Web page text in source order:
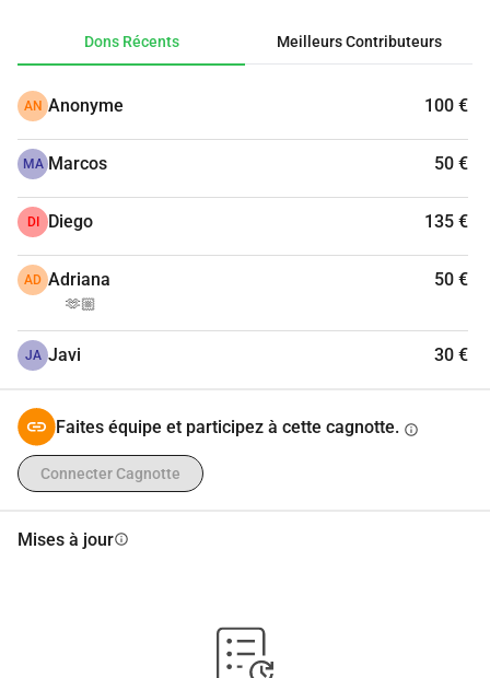
Dons Récents Meilleurs Contributeurs
AN Anonyme 100 €
MA Marcos 50 €
DI Diego 135 €
AD Adriana 50 €
🫶🏼
JA Javi 30 €
Faites équipe et participez à cette cagnotte. info
Connecter Cagnotte
Mises à jourinfo